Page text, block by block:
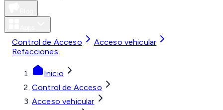
Control de Acceso
Acceso vehicular
Refacciones
Inicio
Control de Acceso
Acceso vehicular